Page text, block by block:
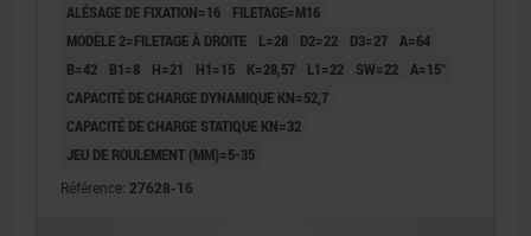
ALÉSAGE DE FIXATION=16
FILETAGE=M16
MODÈLE 2=FILETAGE À DROITE
L=28 D2=22 D3=27 A=64
B=42
B1=8 H=21 H1=15 K=28,57 L1=22 SW=22 Α=15°
CAPACITÉ DE CHARGE DYNAMIQUE KN=52,7
CAPACITÉ DE CHARGE STATIQUE KN=32
JEU DE ROULEMENT (ΜM)=5-35
Référence: 27628-16